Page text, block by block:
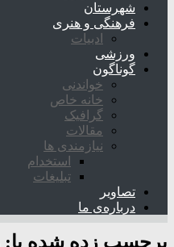
شهرستان
فرهنگی و هنری
ادبیات
ورزشی
گوناگون
خواندنی
خانه خاص
گرافیک
مقالات
نیازمندی ها
استخدام
تبلیغات
تصاویر
درباره‌ی ما
برچسب زده شده با: